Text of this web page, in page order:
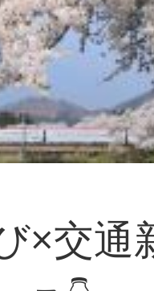
×交通